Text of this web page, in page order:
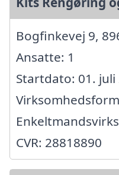
Bogfinkevej 9,
Ansatte: 1
Startdato: 01. juli
CVR: 28818890